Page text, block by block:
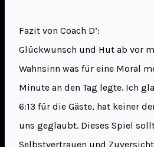
Fazit von Coach D‘:
Glückwunsch und Hut ab vor
Wahnsinn was für eine Moral
Minute an den Tag legte. Ich
6:13 für die Gäste, hat keiner
uns geglaubt. Dieses Spiel
Selbstvertrauen und